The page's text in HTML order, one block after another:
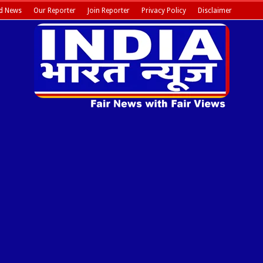
News Our Reporter Join Reporter Privacy Policy Disclaimer